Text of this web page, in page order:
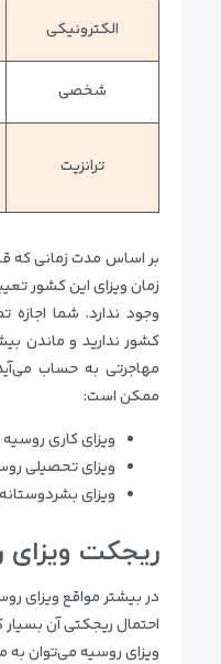
الکترونیکی
شخصی
ترانزیت
بر اساس مدت زمانی که
زمان ویزای این کشور
وجود ندارد. شما اجازه
کشور ندارید و ماندن
مهاجرتی به حساب
ممکن است:
ویزای کاری روسیه
ویزای تحصیلی
ویزای
ریجکت ویزای
در بیشتر مواقع ویزای
احتمال ریجکتی آن
ویزای روسیه می‌توان به